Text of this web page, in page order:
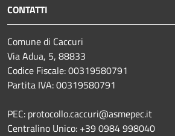
CONTATTI
Comune di Caccuri
Via Adua, 5, 88833
Codice Fiscale: 00319580791
Partita IVA: 00319580791
PEC: protocollo.caccuri@asmepec.it
Centralino Unico: +39 0984 998040